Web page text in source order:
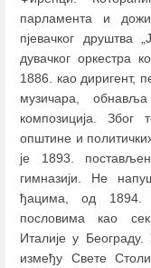
парламента и
пјевачког друштва
дувачког оркестра
1886. као диригент,
музичара,
композиција. Због
општине и
је 1893.
гимназији. Не
ђацима, од 1894.
пословима као
Италије у Београду.
између Свете